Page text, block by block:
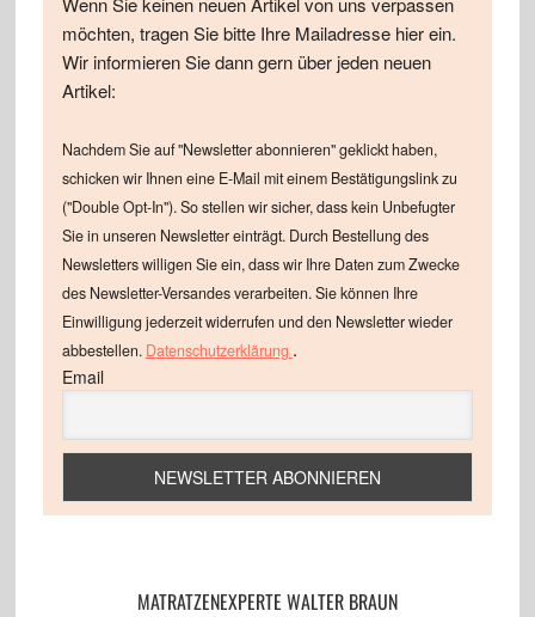
möchten, tragen Sie bitte Ihre Mailadresse hier ein.
Wir informieren Sie dann gern über jeden neuen
Artikel:
Nachdem Sie auf "Newsletter abonnieren" geklickt haben,
schicken wir Ihnen eine E-Mail mit einem Bestätigungslink zu
("Double Opt-In"). So stellen wir sicher, dass kein Unbefugter
Sie in unseren Newsletter einträgt. Durch Bestellung des
Newsletters willigen Sie ein, dass wir Ihre Daten zum Zwecke
des Newsletter-Versandes verarbeiten. Sie können Ihre
Einwilligung jederzeit widerrufen und den Newsletter wieder
abbestellen. Datenschutzerklärung .
Email
MATRATZENEXPERTE WALTER BRAUN